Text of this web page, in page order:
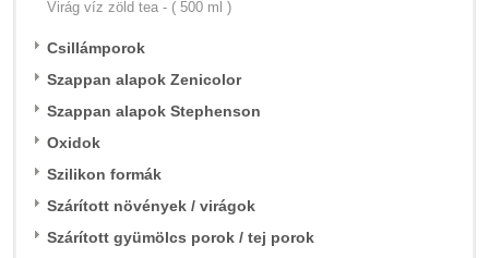
Virág víz zöld tea - ( 500 ml )
Csillámporok
Szappan alapok Zenicolor
Szappan alapok Stephenson
Oxidok
Szilikon formák
Szárított növények / virágok
Szárított gyümölcs porok / tej porok